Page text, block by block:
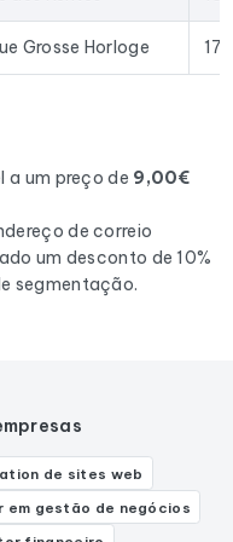
a maioria das
de e-mail
Grosse Horloge
a um preço de 9,00€
de correio
um desconto de 10%
segmentação.
de sites web
em gestão de negócios